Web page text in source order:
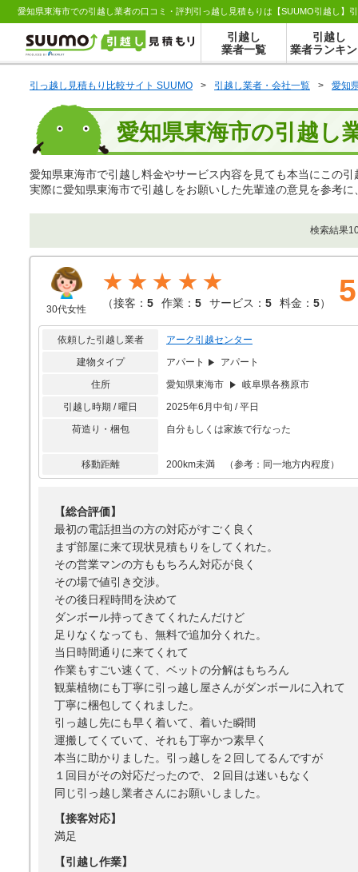
愛知県東海市での引越し業者の口コミ・評判引っ越し見積もりは【SUUMO引越し】
引越し
業者一覧
引越し
業者ランキ
引っ越し見積もり比較サイト SUUMO > 引越し業者・会社一覧 > 愛知
愛知県東海市の引越し
愛知県東海市で引越し料金やサービス内容を見ても本当にこの
実際に愛知県東海市で引越しをお願いした先輩達の意見を参考
検索結果
30代女性
★★★★★
（接客： 5 作業： 5 サービス： 5 料金： 5） 5
依頼した引越し業者
アーク引越センター
建物タイプ
アパート
アパート
住所
愛知県東海市
岐阜県各務原市
引越し時期 / 曜日
2025年6月中旬 / 平日
荷造り・梱包
自分もしくは家族で行なった
移動距離 200km未満 （参考：同一地方内程度）
【総合評価】
最初の電話担当の方の対応がすごく良く
まず部屋に来て現状見積もりをしてくれた。
その営業マンの方ももちろん対応が良く
その場で値引き交渉。
その後日程時間を決めて
ダンボール持ってきてくれたんだけど
足りなくなっても、無料で追加分くれた。
当日時間通りに来てくれて
作業もすごい速くて、ベットの分解はもちろん
観葉植物にも丁寧に引っ越し屋さんがダンボールに入れて
丁寧に梱包してくれました。
引っ越し先にも早く着いて、着いた瞬間
運搬してくていて、それも丁寧かつ素早く
本当に助かりました。引っ越しを２回してるんですが
１回目がその対応だったので、２回目は迷いもなく
同じ引っ越し業者さんにお願いしました。
【接客対応】
満足
【引越し作業】